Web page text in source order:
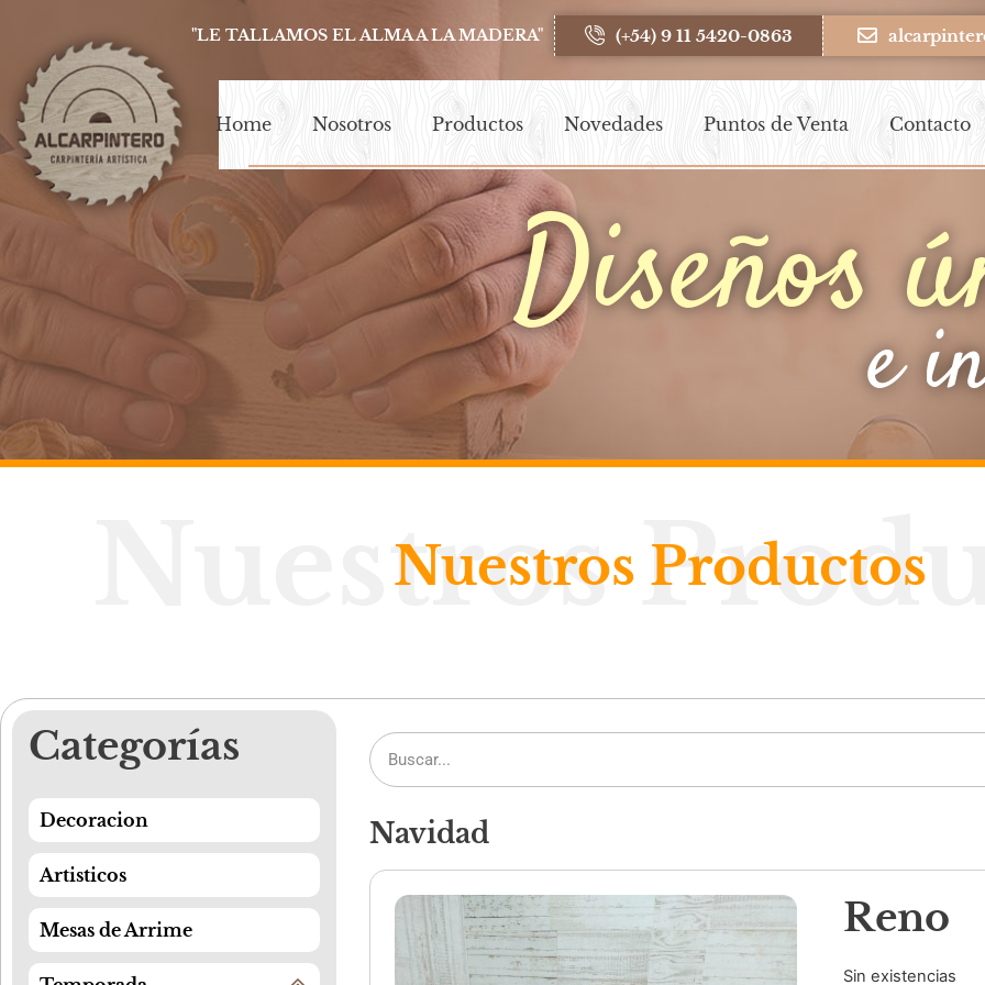
"LE TALLAMOS EL ALMA A LA MADERA" (+54) 9 11 5420-0863
Home Nosotros Productos Novedades Puntos de Venta Contacto
Diseñose
Nuestros
Nuestros Productos
Categorías
Decoracion
Artisticos
Mesas de Arrime
Navidad
Reno
Sin existencias